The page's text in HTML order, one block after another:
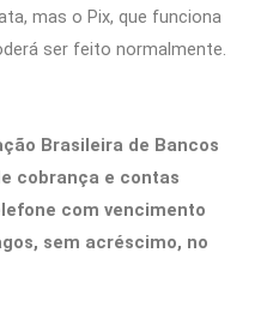
mas o Pix, que funciona
ser feito normalmente.
Brasileira de Bancos
cobrança e contas
com vencimento
sem acréscimo, no